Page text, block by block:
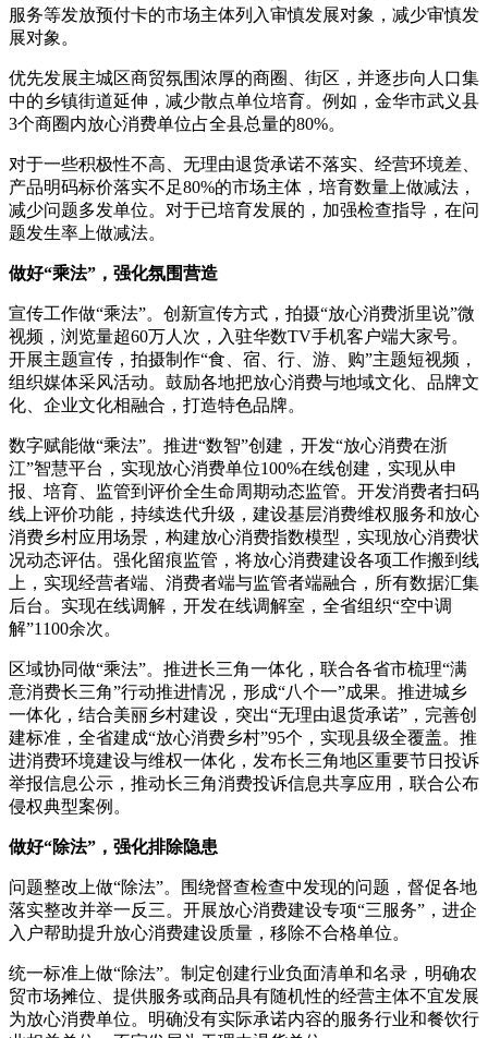
服务等发放预付卡的市场主体列入审慎发展对象，减少审慎发
展对象。
优先发展主城区商贸氛围浓厚的商圈、街区，并逐步向人口集
中的乡镇街道延伸，减少散点单位培育。例如，金华市武义县
3个商圈内放心消费单位占全县总量的80%。
对于一些积极性不高、无理由退货承诺不落实、经营环境差、
产品明码标价落实不足80%的市场主体，培育数量上做减法，
减少问题多发单位。对于已培育发展的，加强检查指导，在问
题发生率上做减法。
做好“乘法”，强化氛围营造
宣传工作做“乘法”。创新宣传方式，拍摄“放心消费浙里说”微
视频，浏览量超60万人次，入驻华数TV手机客户端大家号。
开展主题宣传，拍摄制作“食、宿、行、游、购”主题短视频，
组织媒体采风活动。鼓励各地把放心消费与地域文化、品牌文
化、企业文化相融合，打造特色品牌。
数字赋能做“乘法”。推进“数智”创建，开发“放心消费在浙
江”智慧平台，实现放心消费单位100%在线创建，实现从申
报、培育、监管到评价全生命周期动态监管。开发消费者扫码
线上评价功能，持续迭代升级，建设基层消费维权服务和放心
消费乡村应用场景，构建放心消费指数模型，实现放心消费状
况动态评估。强化留痕监管，将放心消费建设各项工作搬到线
上，实现经营者端、消费者端与监管者端融合，所有数据汇集
后台。实现在线调解，开发在线调解室，全省组织“空中调
解”1100余次。
区域协同做“乘法”。推进长三角一体化，联合各省市梳理“满
意消费长三角”行动推进情况，形成“八个一”成果。推进城乡
一体化，结合美丽乡村建设，突出“无理由退货承诺”，完善创
建标准，全省建成“放心消费乡村”95个，实现县级全覆盖。推
进消费环境建设与维权一体化，发布长三角地区重要节日投诉
举报信息公示，推动长三角消费投诉信息共享应用，联合公布
侵权典型案例。
做好“除法”，强化排除隐患
问题整改上做“除法”。围绕督查检查中发现的问题，督促各地
落实整改并举一反三。开展放心消费建设专项“三服务”，进企
入户帮助提升放心消费建设质量，移除不合格单位。
统一标准上做“除法”。制定创建行业负面清单和名录，明确农
贸市场摊位、提供服务或商品具有随机性的经营主体不宜发展
为放心消费单位。明确没有实际承诺内容的服务行业和餐饮行